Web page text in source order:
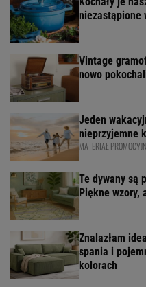
niezastąpione
Vintage
nowo
Jeden
nieprzyjemne
MATERIAŁ
Te dywany są
Piękne wzory,
Znalazłam
spania i
kolorach